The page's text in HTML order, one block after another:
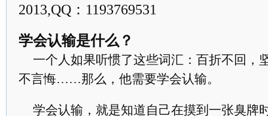
2013,QQ：1193769531
学会认输是什么？
一个人如果听惯了这些词汇：百折不回，
不言悔……那么，他需要学会认输。
学会认输，就是知道自己在摸到一张臭牌